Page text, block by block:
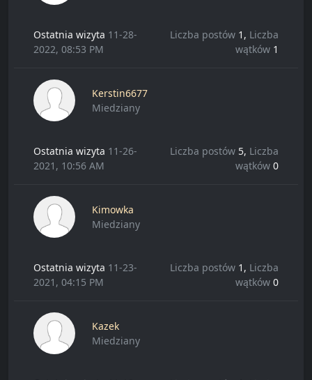
Ostatnia wizyta 11-28-
2022, 08:53 PM
Liczba postów 1, Liczba
wątków 1
Kerstin6677
Miedziany
Ostatnia wizyta 11-26-
2021, 10:56 AM
Liczba postów 5, Liczba
wątków 0
Kimowka
Miedziany
Ostatnia wizyta 11-23-
2021, 04:15 PM
Liczba postów 1, Liczba
wątków 0
Kazek
Miedziany